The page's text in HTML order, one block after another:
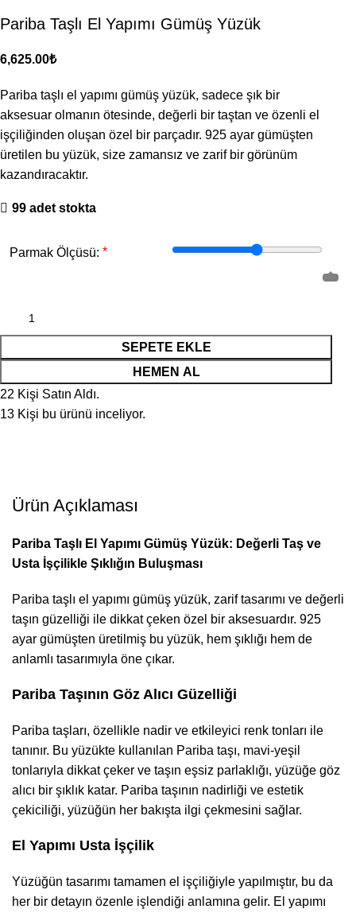
Pariba Taşlı El Yapımı Gümüş Yüzük
₺
Pariba taşlı el yapımı gümüş yüzük, sadece şık bir
aksesuar olmanın ötesinde, değerli bir taştan ve özenli el
işçiliğinden oluşan özel bir parçadır. 925 ayar gümüşten
üretilen bu yüzük, size zamansız ve zarif bir görünüm
kazandıracaktır.
99 adet stokta
Parmak Ölçüsü: *
SEPETE EKLE
HEMEN AL
22 Kişi Satın Aldı.
13 Kişi bu ürünü inceliyor.
Ürün Açıklaması
Pariba Taşlı El Yapımı Gümüş Yüzük: Değerli Taş ve
Usta İşçilikle Şıklığın Buluşması
Pariba taşlı el yapımı gümüş yüzük, zarif tasarımı ve değerli
taşın güzelliği ile dikkat çeken özel bir aksesuardır. 925
ayar gümüşten üretilmiş bu yüzük, hem şıklığı hem de
anlamlı tasarımıyla öne çıkar.
Pariba Taşının Göz Alıcı Güzelliği
Pariba taşları, özellikle nadir ve etkileyici renk tonları ile
tanınır. Bu yüzükte kullanılan Pariba taşı, mavi-yeşil
tonlarıyla dikkat çeker ve taşın eşsiz parlaklığı, yüzüğe göz
alıcı bir şıklık katar. Pariba taşının nadirliği ve estetik
çekiciliği, yüzüğün her bakışta ilgi çekmesini sağlar.
El Yapımı Usta İşçilik
Yüzüğün tasarımı tamamen el işçiliğiyle yapılmıştır, bu da
her bir detayın özenle işlendiği anlamına gelir. El yapımı